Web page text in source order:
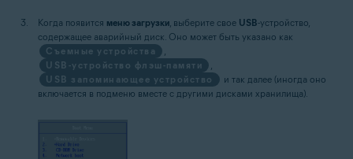
Когда появится меню загрузки, выберите свое USB-устройство,
содержащее аварийный диск. Оно может быть указано как
Съемные устройства
,
USB-устройство флэш-памяти
,
USB запоминающее устройство
и так далее (иногда оно
включается в подменю вместе с другими дисками хранилища).